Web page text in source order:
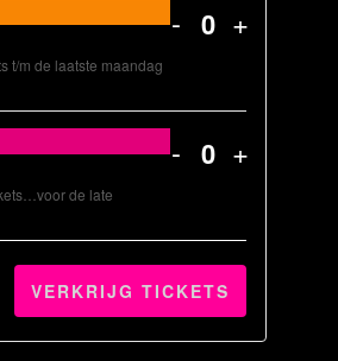
t/m de laatste maandag
AANTAL
VAN
REGULAR
- Hoeveelheid
VAN
+
de late
AANTAL
VAN
LAST
WEEK
- Hoeveelheid
VAN
WEEK
+
VERKRIJG TICKETS